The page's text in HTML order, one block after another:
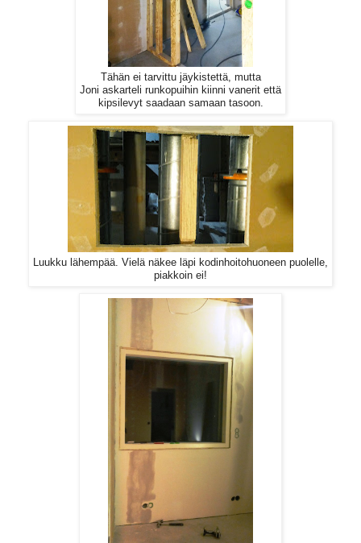
Tähän ei tarvittu jäykistettä, mutta
Joni askarteli runkopuihin kiinni vanerit että
kipsilevyt saadaan samaan tasoon.
Luukku lähempää. Vielä näkee läpi kodinhoitohuoneen puolelle,
piakkoin ei!